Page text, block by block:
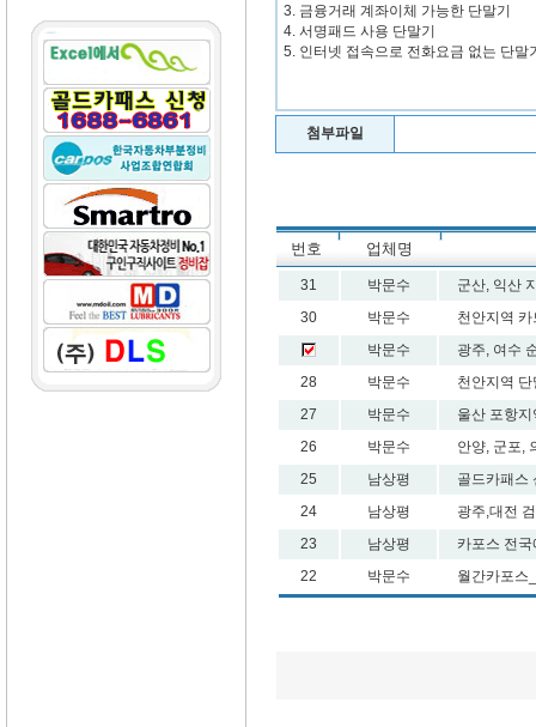
3. 금융거래 계좌이체 가능한 단말기
4. 서명패드 사용 단말기
5. 인터넷 접속으로 전화요금 없는 단말
첨부파일
번호 업체명
31 박문수
군산, 익산
30
박문수
천안지역
박문수
광주, 여수
28
박문수
천안지역
27
박문수
울산 포항
26
박문수
안양, 군포,
25
남상평
골드카패스
24
남상평
광주,대전
23
남상평
카포스 전
22
박문수 월간카포스